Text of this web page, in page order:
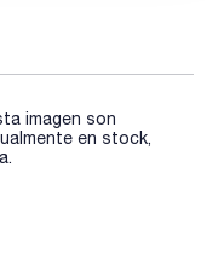
imagen son
en stock,